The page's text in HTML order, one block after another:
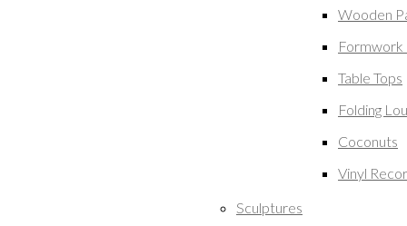
Wooden
Formwork
Table Tops
Folding
Coconuts
Vinyl
Sculptures